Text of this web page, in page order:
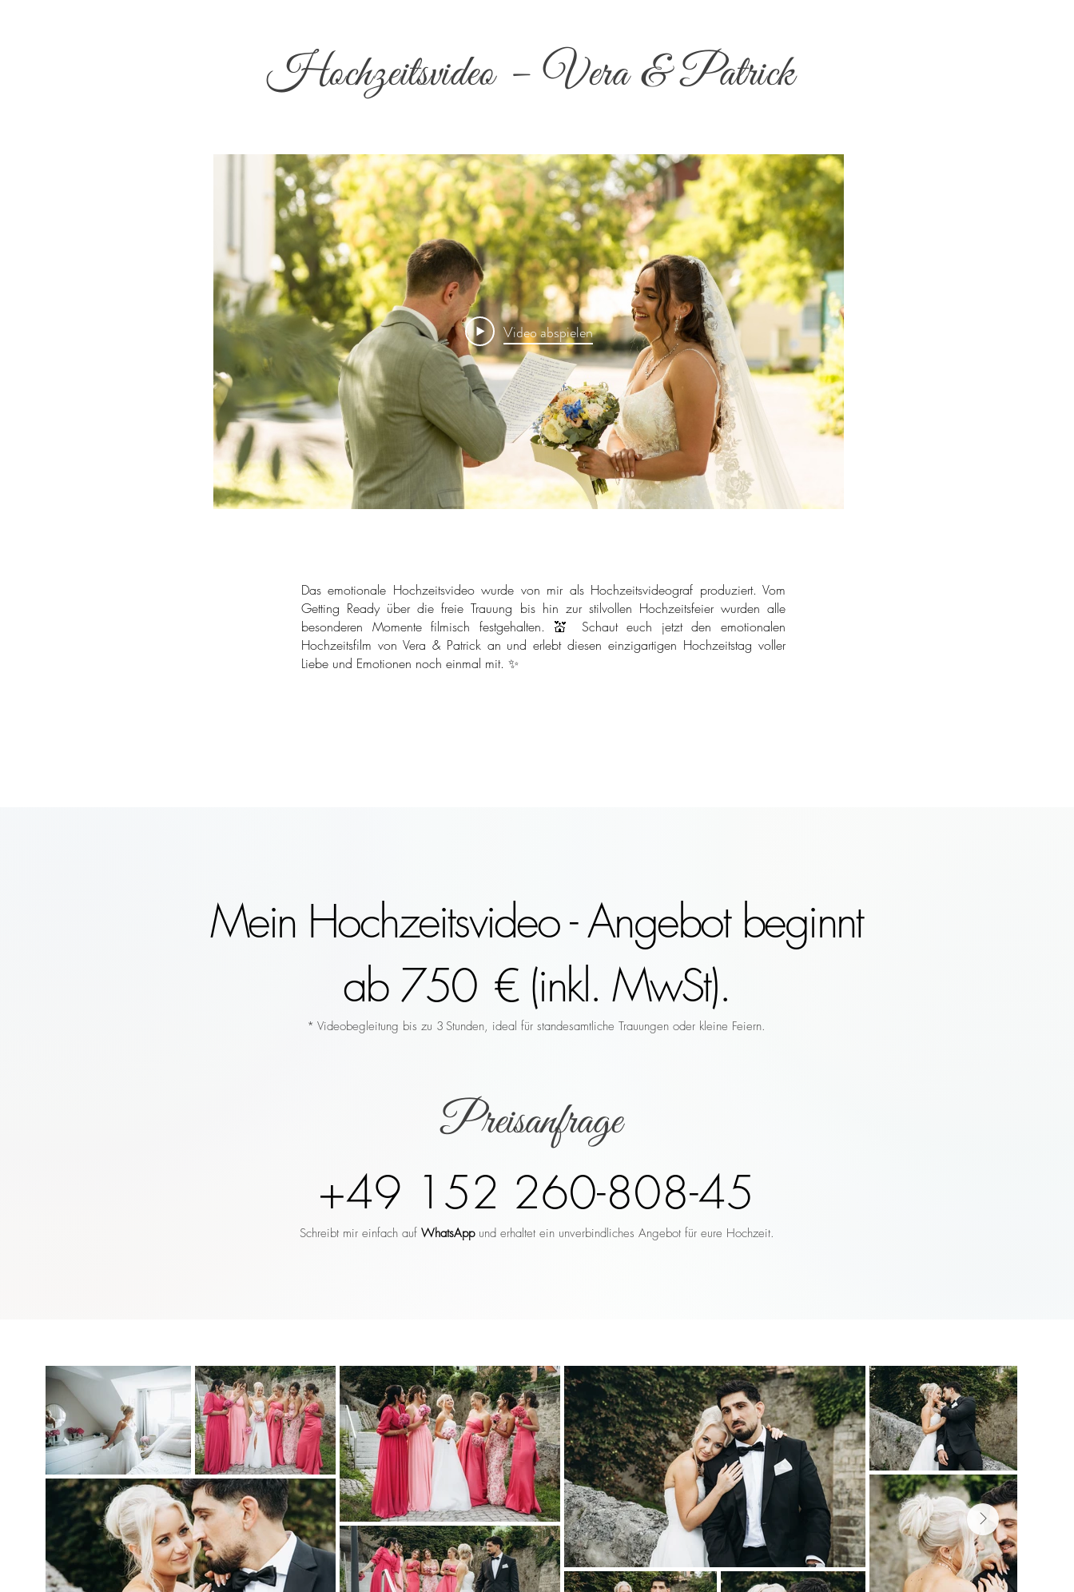
Hochzeitsvideo – Vera & Patrick
Video abspielen
Das emotionale Hochzeitsvideo wurde von mir als Hochzeitsvideograf produziert. Vom
Getting Ready über die freie Trauung bis hin zur stilvollen Hochzeitsfeier wurden alle
besonderen Momente filmisch festgehalten. 💒 Schaut euch jetzt den emotionalen
Hochzeitsfilm von Vera & Patrick an und erlebt diesen einzigartigen Hochzeitstag voller
Liebe und Emotionen noch einmal mit. ✨
Mein Hochzeitsvideo - Angebot beginnt
ab 750 € (inkl. MwSt).
* Videobegleitung bis zu 3 Stunden, ideal für standesamtliche Trauungen oder kleine Feiern.
Preisanfrage
+49 152 260-808-45
Schreibt mir einfach auf WhatsAppund erhaltet ein unverbindliches Angebot für eure Hochzeit.